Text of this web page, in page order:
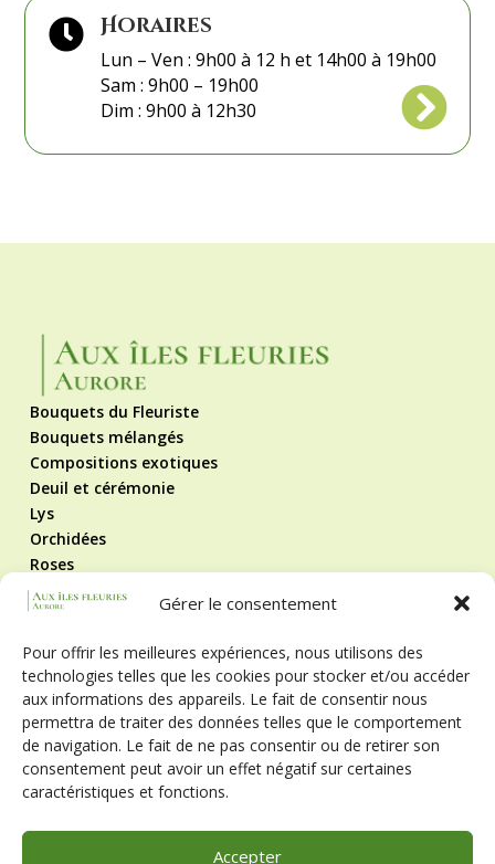
Gérer le consentement
Pour offrir les meilleures expériences, nous utilisons des
technologies telles que les cookies pour stocker et/ou accéder
aux informations des appareils. Le fait de consentir nous
permettra de traiter des données telles que le comportement
de navigation. Le fait de ne pas consentir ou de retirer son
consentement peut avoir un effet négatif sur certaines
caractéristiques et fonctions.
Accepter
 Horaires
Lun – Ven : 9h00 à 12 h et 14h00 à 19h00
Sam : 9h00 – 19h00
Dim : 9h00 à 12h30

Bouquets du Fleuriste
Bouquets mélangés
Compositions exotiques
Deuil et cérémonie
Lys
Orchidées
Roses
Roses éternelles
Contact
Politique de cookies
CGV
Suivez-nous !